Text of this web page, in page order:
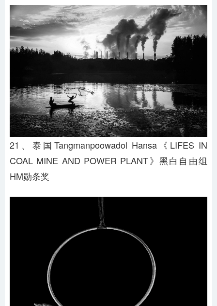
21、泰国Tangmanpoowadol Hansa《LIFES IN
COAL MINE AND POWER PLANT》黑白自由组
HM勋条奖